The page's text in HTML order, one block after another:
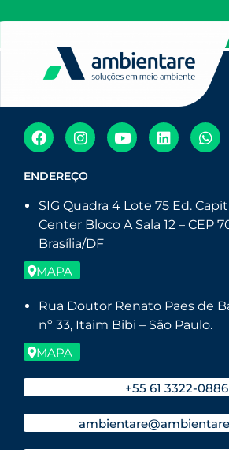
ENDEREÇO
SIG Quadra 4 Lote 75 Ed.
Center Bloco A Sala 12 – CEP
Brasília/DF
MAPA
Rua Doutor Renato Paes de
nº 33, Itaim Bibi – São Paulo.
MAPA
+55 61 3322-0886